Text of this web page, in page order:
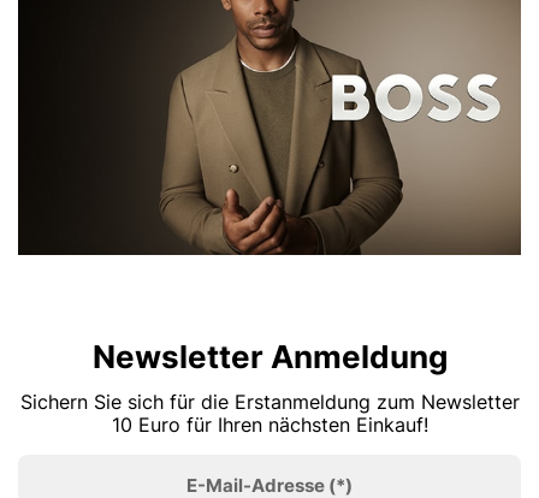
Newsletter Anmeldung
Sichern Sie sich für die Erstanmeldung zum Newsletter
10 Euro für Ihren nächsten Einkauf!
E-Mail-Adresse (*)